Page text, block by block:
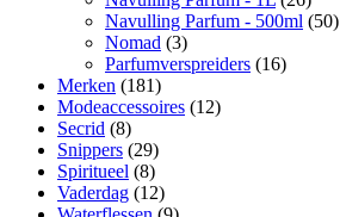
Navulling Parfum - 500ml (50)
Nomad (3)
Parfumverspreiders (16)
Merken (181)
Modeaccessoires (12)
Secrid (8)
Snippers (29)
Spiritueel (8)
Vaderdag (12)